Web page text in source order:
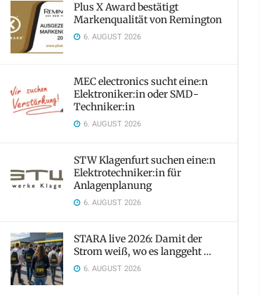
Plus X Award bestätigt
Markenqualität von Remington
6. AUGUST 2026
MEC electronics sucht eine:n
Elektroniker:in oder SMD-
Techniker:in
6. AUGUST 2026
STW Klagenfurt suchen eine:n
Elektrotechniker:in für
Anlagenplanung
6. AUGUST 2026
STARA live 2026: Damit der
Strom weiß, wo es langgeht …
6. AUGUST 2026